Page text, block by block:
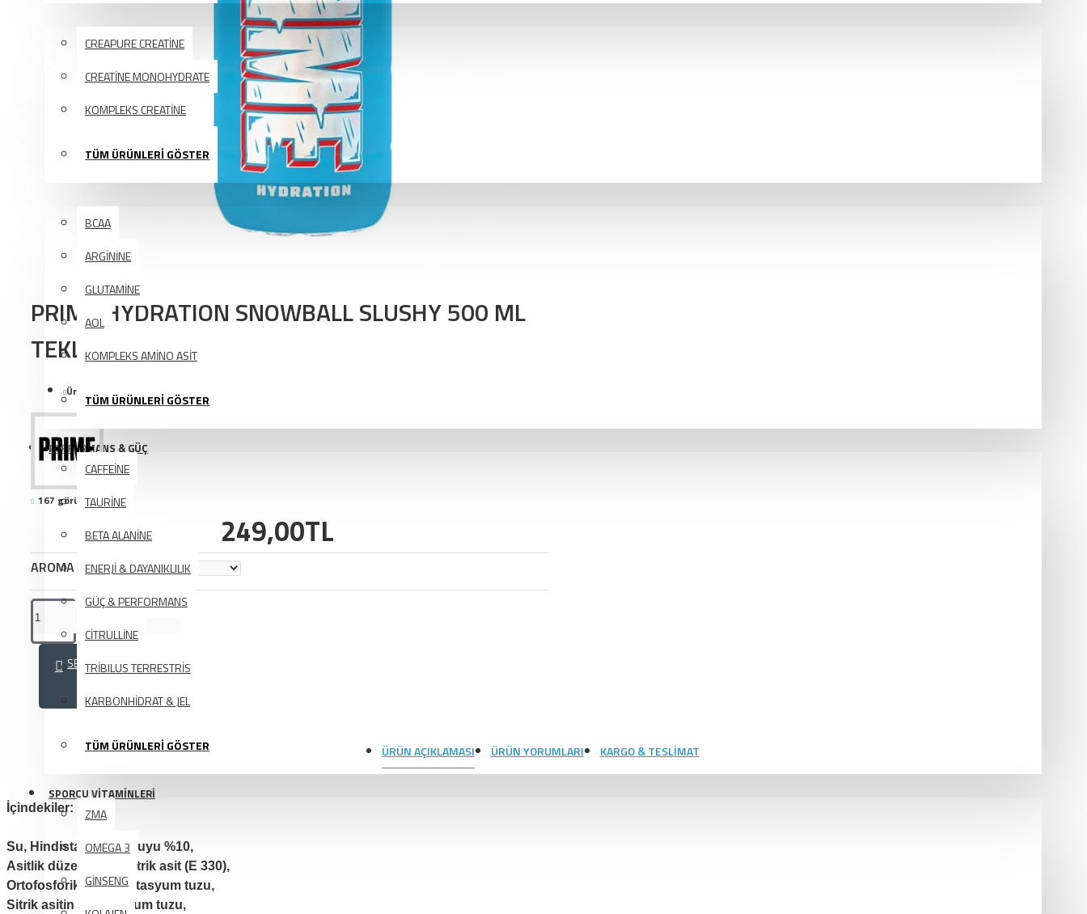
CREAPURE CREATİNE
CREATİNE MONOHYDRATE
KOMPLEKS CREATİNE
TÜM ÜRÜNLERİ GÖSTER
AMINO ASIT
BCAA
ARGİNİNE
GLUTAMİNE
AOL
KOMPLEKS AMİNO ASİT
TÜM ÜRÜNLERİ GÖSTER
PERFORMANS & GÜÇ
CAFFEİNE
TAURİNE
BETA ALANİNE
ENERJİ & DAYANIKLILIK
GÜÇ & PERFORMANS
CİTRULLİNE
TRİBILUS TERRESTRİS
KARBONHİDRAT & JEL
TÜM ÜRÜNLERİ GÖSTER
SPORCU VİTAMİNLERİ
ZMA
OMEGA 3
GİNSENG
PRIME HYDRATION SNOWBALL SLUSHY 500 ML
TEKLİ
Ürün Kodu: PP1194
167 görüntülenme
249,00TL
AROMA SEÇİMİ
SEPETE EKLE
ÜRÜN AÇIKLAMASI ÜRÜN YORUMLARI KARGO & TESLIMAT
İçindekiler:
Su, Hindistan cevizi suyu %10,
Asitlik düzenleyici: Sitrik asit (E 330),
Ortofosforik asitin potasyum tuzu,
Sitrik asitin magnezyum tuzu,